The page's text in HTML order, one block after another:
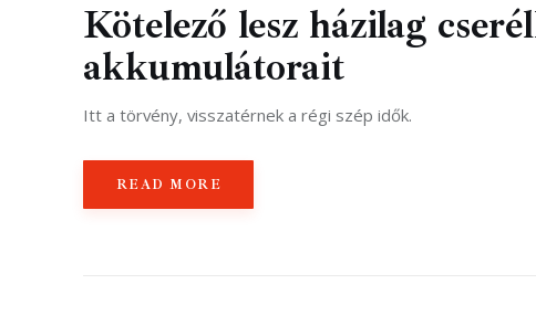
Kötelező lesz házilag
akkumulátorait
Itt a törvény, visszatérnek a régi szép idők.
READ MORE